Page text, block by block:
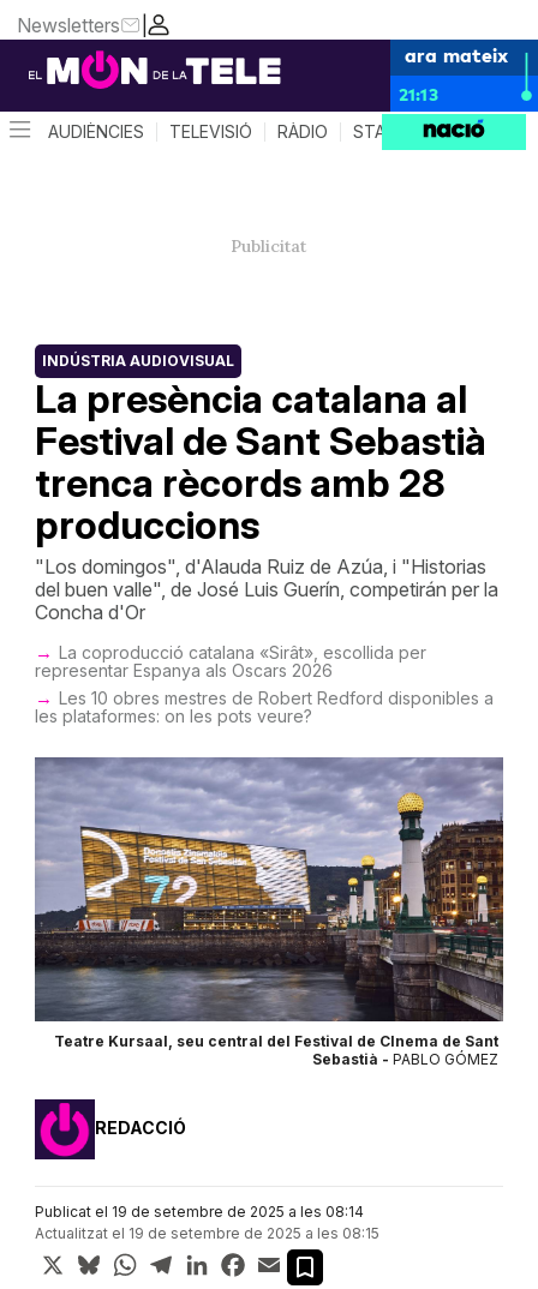
|
Newsletters
ara mateix
21:13
AUDIÈNCIES TELEVISIÓ RÀDIO STAR SYSTEM
La presència catalana al
Festival de Sant Sebastià
trenca rècords amb 28
produccions
INDÚSTRIA AUDIOVISUAL
"Los domingos", d'Alauda Ruiz de Azúa, i "Historias
del buen valle", de José Luis Guerín, competirán per la
Concha d'Or
La coproducció catalana «Sirât», escollida per
representar Espanya als Oscars 2026
Les 10 obres mestres de Robert Redford disponibles a
les plataformes: on les pots veure?
Teatre Kursaal, seu central del Festival de CInema de Sant
Sebastià - PABLO GÓMEZ
REDACCIÓ
Publicat el 19 de setembre de 2025 a les 08:14
Actualitzat el 19 de setembre de 2025 a les 08:15
X BlueskyWhatsApp
TelegramLinkedInFacebook
Email